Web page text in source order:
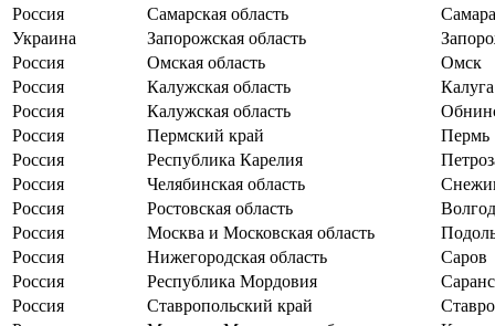
Россия
Самарская область
Самара
Украина
Запорожская область
Россия
Омская область
Омск
Россия
Калужская область
Калуга
Россия
Калужская область
Россия
Пермский край
Пермь
Россия
Республика Карелия
Россия
Челябинская область
Россия
Ростовская область
Россия
Москва и Московская область
Россия
Нижегородская область
Саров
Россия
Республика Мордовия
Россия
Ставропольский край